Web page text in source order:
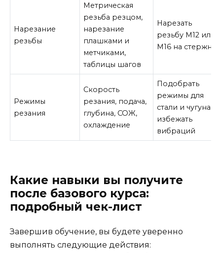
Нарезание
резьбы
Метрическая
резьба резцом,
нарезание
плашками и
метчиками,
таблицы шагов
Нарезать
резьбу М12 или
М16 на стержне
Режимы
резания
Скорость
резания, подача,
глубина, СОЖ,
охлаждение
Подобрать
режимы для
стали и чугуна,
избежать
вибраций
Какие навыки вы получите
после базового курса:
подробный чек-лист
Завершив обучение, вы будете уверенно
выполнять следующие действия: